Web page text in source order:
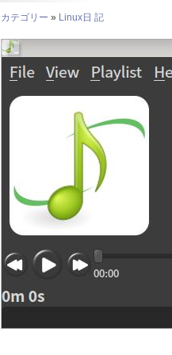
カテゴリー » Linux日 記